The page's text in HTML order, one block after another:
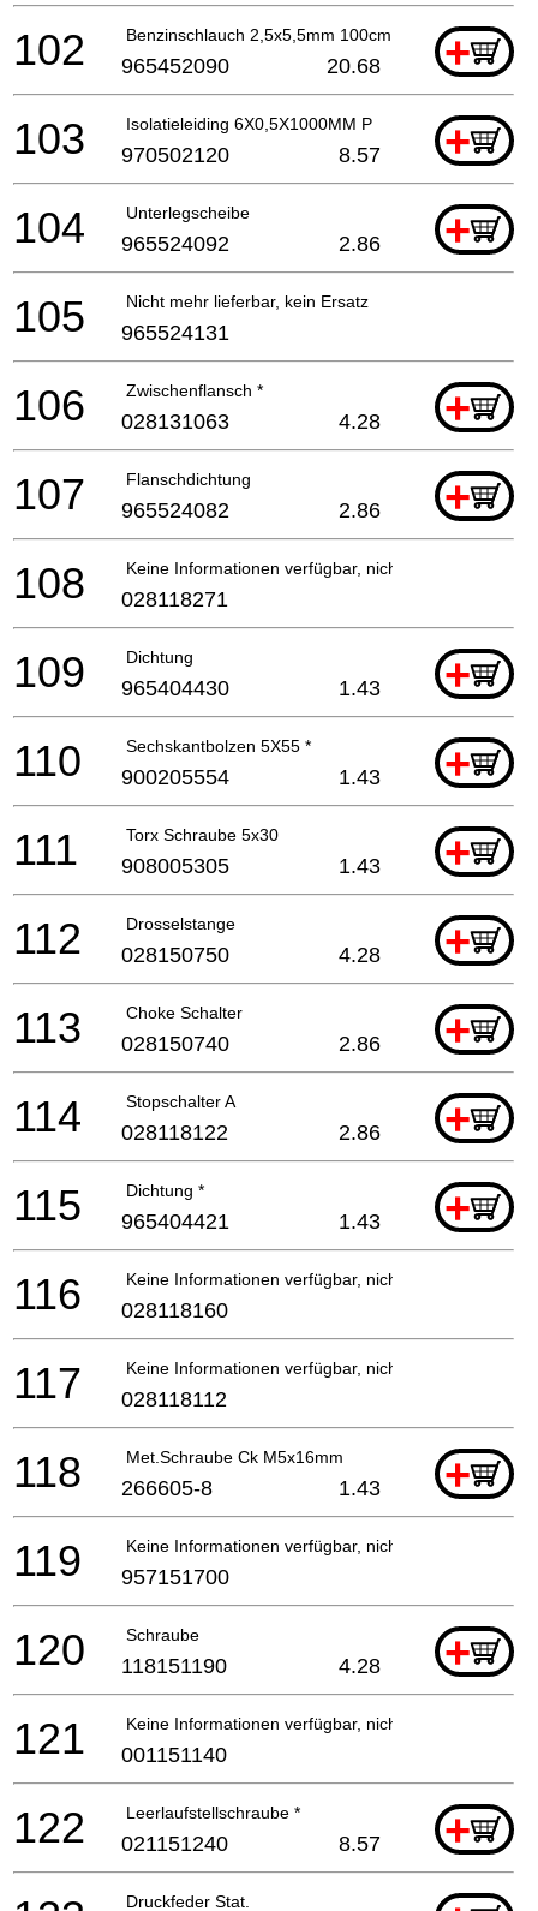
Benzinschlauch 2,5x5,5mm 100cm +
102 965452090 20.68
Isolatieleiding 6X0,5X1000MM P +
103 970502120 8.57
Unterlegscheibe +
104 965524092 2.86
Nicht mehr lieferbar, kein Ersatz
105 965524131
Zwischenflansch * +
106 028131063 4.28
Flanschdichtung +
107 965524082 2.86
Keine Informationen verfügbar, nicht bestellbar
108 028118271
Dichtung +
109 965404430 1.43
Sechskantbolzen 5X55 * +
110 900205554 1.43
Torx Schraube 5x30 +
111 908005305 1.43
Drosselstange +
112 028150750 4.28
Choke Schalter +
113 028150740 2.86
Stopschalter A +
114 028118122 2.86
Dichtung * +
115 965404421 1.43
Keine Informationen verfügbar, nicht bestellbar
116 028118160
Keine Informationen verfügbar, nicht bestellbar
117 028118112
Met.Schraube Ck M5x16mm +
118 266605-8 1.43
Keine Informationen verfügbar, nicht bestellbar
119 957151700
Schraube +
120 118151190 4.28
Keine Informationen verfügbar, nicht bestellbar
121 001151140
Leerlaufstellschraube * +
122 021151240 8.57
Druckfeder Stat.